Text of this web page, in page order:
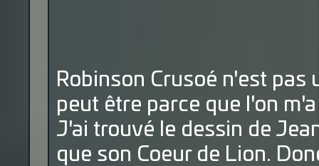
Robinson Crusoé n'est pas
peut être parce que l'on
J'ai trouvé le dessin de
que son Coeur de Lion.